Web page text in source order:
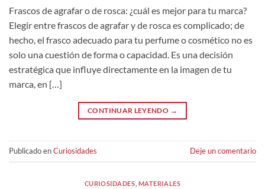
Frascos de agrafar o de rosca: ¿cuál es mejor para tu marca?
Elegir entre frascos de agrafar y de rosca es complicado; de
hecho, el frasco adecuado para tu perfume o cosmético no es
solo una cuestión de forma o capacidad. Es una decisión
estratégica que influye directamente en la imagen de tu
marca, en […]
CONTINUAR LEYENDO →
Publicado enCuriosidades Deje un comentario
CURIOSIDADES MATERIALES